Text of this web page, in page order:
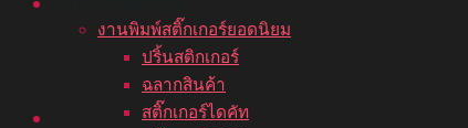
งานพิมพ์สติ๊กเกอร์ยอดนิยม
ปริ้นสติกเกอร์
ฉลากสินค้า
สติ๊กเกอร์ไดคัท